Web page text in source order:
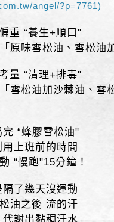
angel/?p=7761)
重 “養生+順口"
原味雪松油、雪松油
量 “清理+排毒"
雪松油加沙棘油、雪
“蜂膠雪松油"
上班前的時間
“慢跑"15分鐘！
了幾天沒運動
油之後 流的汗
謝出黏稠汗水